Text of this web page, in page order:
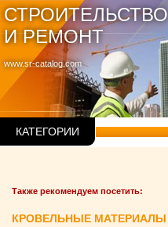
www.sr-catalog.com
СТРОИТЕЛЬСТВО
И РЕМОНТ
КАТЕГОРИИ
Также рекомендуем посетить:
КРОВЕЛЬНЫЕ МАТЕРИАЛЫ